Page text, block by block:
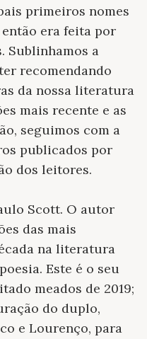
primeiros nomes
era feita por
Sublinhamos a
recomendando
da nossa literatura
mais recente e as
seguimos com a
publicados por
dos leitores.
Scott. O autor
das mais
na literatura
Este é o seu
meados de 2019;
do duplo,
e Lourenço, para